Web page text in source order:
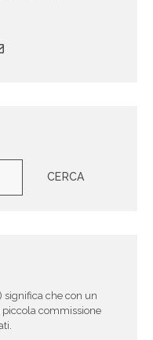
CERCA
significa che con un
commissione